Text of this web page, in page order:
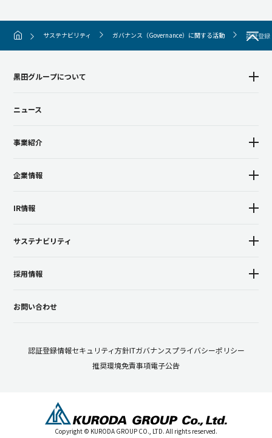
サステナビリティ ガバナンス（Governance）に関する活動 認証登録
黒田グループについて
ニュース
事業紹介
企業情報
IR情報
サステナビリティ
採用情報
お問い合わせ
認証登録情報セキュリティ方針ITガバナンスプライバシーポリシー
推奨環境免責事項電子公告
Copyright © KURODA GROUP CO., LTD. All rights reserved.